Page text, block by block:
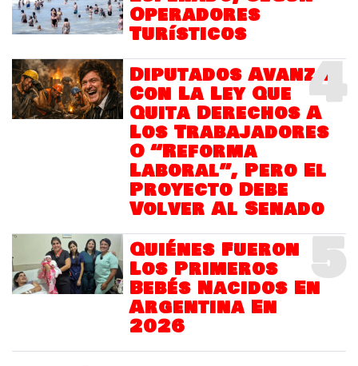
Operadores
Turísticos
4
Diputados Avanza
Con La Ley Que
Quita Derechos A
Los Trabajadores
O “Reforma
Laboral”, Pero El
Proyecto Debe
Volver Al Senado
5
Quiénes Fueron
Los Primeros
Bebés Nacidos En
Argentina En
2026